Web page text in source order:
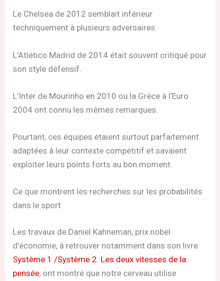
Le Chelsea de 2012 semblait inférieur
techniquement à plusieurs adversaires.
L’Atlético Madrid de 2014 était souvent critiqué pour
son style défensif.
L’Inter de Mourinho en 2010 ou la Grèce à l’Euro
2004 ont connu les mêmes remarques.
Pourtant, ces équipes étaient surtout parfaitement
adaptées à leur contexte compétitif et savaient
exploiter leurs points forts au bon moment.
Ce que montrent les recherches sur les probabilités
dans le sport
Les travaux de Daniel Kahneman, prix nobel
d’économie, à retrouver notamment dans son livre
Système 1 /Système 2: Les deux vitesses de la
pensée, ont montré que notre cerveau utilise